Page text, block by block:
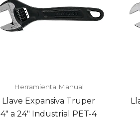
Herramienta Manual
Llave Expansiva Truper
4″ a 24″ Industrial PET-4